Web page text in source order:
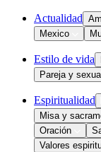
Actualidad
Mexico
Estilo de vida
Pareja y
Espiritualidad
Misa y
Oración
Valores